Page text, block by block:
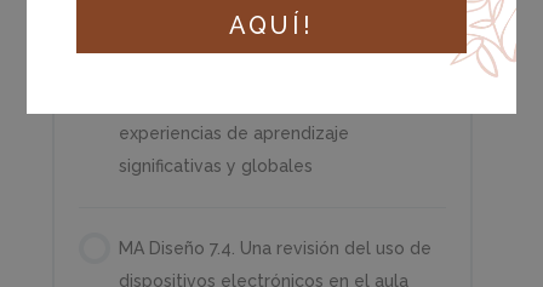
MA Diseño 7.3. Cómo aprovechar los
experiencias de aprendizaje
significativas y globales
MA Diseño 7.4. Una revisión del uso de
dispositivos electrónicos en el aula
AQUÍ!